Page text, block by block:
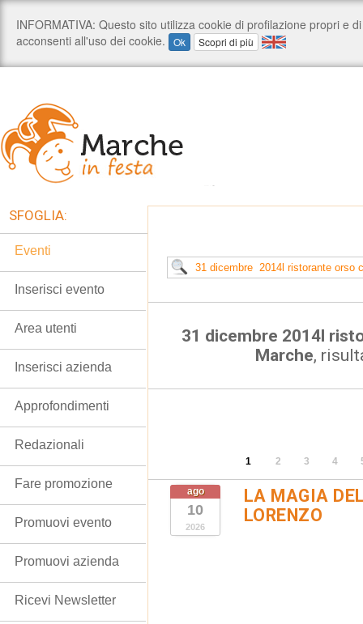
31 dicembre 2014l
Marche,
1 2 3 4
ago
10
2026
LA MAGIA
LORENZO
SFOGLIA:
Eventi
Inserisci evento
Area utenti
Inserisci azienda
Approfondimenti
Redazionali
Fare promozione
Promuovi evento
Promuovi azienda
Ricevi Newsletter